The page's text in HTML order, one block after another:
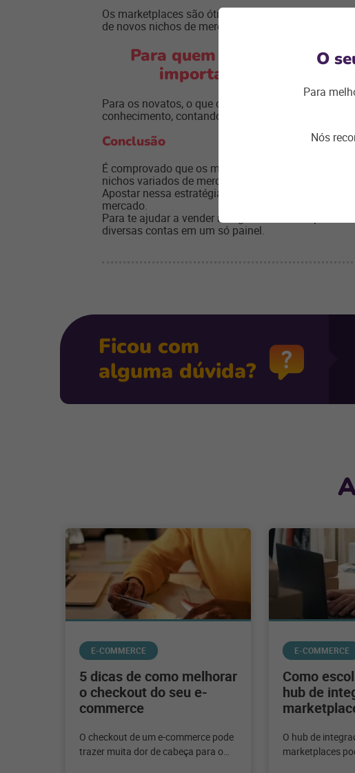
Os marketplaces são ótimos para os mais
de novos nichos de mercado.
Para quem já conhece as
importante de novas
Para os novatos, o que chama atenção como
conhecimento, contando com suporte. Rápido, fácil
Conclusão
É comprovado que os marketplaces podem ser
nichos variados de mercado e nem com experientes
Apostar nessa estratégia, é de fato, um jeito de
mercado.
Para te ajudar a vender nos grandes marketplaces
diversas contas em um só painel.
Ficou com
alguma dúvida?
E-COMMERCE
5 dicas de como melhorar
o checkout do seu e-
commerce
O checkout de um e-commerce pode
trazer muita dor de cabeça para o
E-COMMERCE
Como
hub de
O hub de
marketplaces
O
Para
Nós